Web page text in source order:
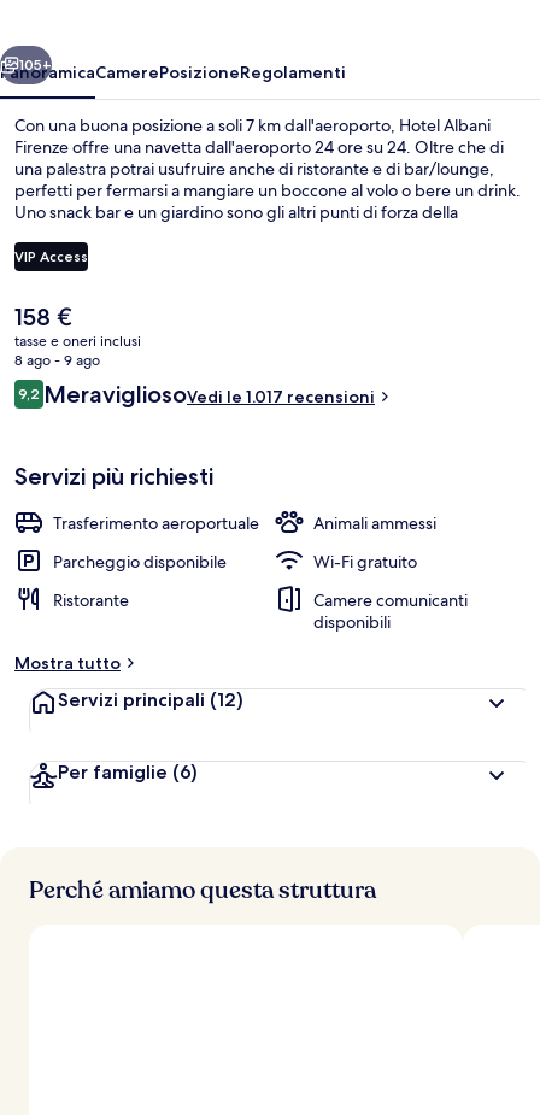
Avanti
105+
PanoramicaCamerePosizioneRegolamenti
Con una buona posizione a soli 7 km dall'aeroporto, Hotel Albani
Firenze offre una navetta dall'aeroporto 24 ore su 24. Oltre che di
una palestra potrai usufruire anche di ristorante e di bar/lounge,
perfetti per fermarsi a mangiare un boccone al volo o bere un drink.
Uno snack bar e un giardino sono gli altri punti di forza della
colazione. La struttura è una comoda base per spostarsi con i mezzi
pubblici: Fermata del tram di Valfonda - Stazione Santa Maria
VIP Access
Il
prezzo
attuale
è
158 €
158 €
tasse e oneri inclusi
8 ago - 9 ago
Recensioni
9,29,2 su 10
MeravigliosoVedi le 1.017 recensioni
Servizi più richiesti
Trasferimento aeroportuale
Animali ammessi
Parcheggio disponibile
Wi-Fi gratuito
Ristorante
Camere comunicanti
disponibili
Mostra tutto
Servizi principali (12)
Per famiglie (6)
Perché amiamo questa struttura